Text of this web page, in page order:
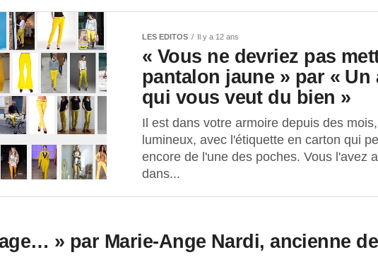
LES EDITOS Il y a 12 ans
« Vous ne devriez pas
pantalon jaune » par « Un
qui vous veut du bien »
Il est dans votre armoire depuis des
lumineux, avec l'étiquette en carton qui
encore de l'une des poches. Vous l'avez
dans...
» par Marie-Ange Nardi, ancienne